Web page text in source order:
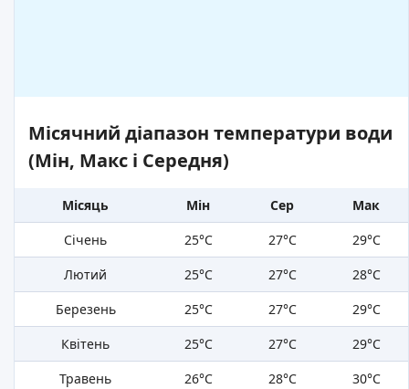
Місячний діапазон температури води
(Мін, Макс і Середня)
Місяць Мін Сер
Мак
Січень
25°C 27°C
29°C
Лютий
25°C 27°C
28°C
Березень
25°C 27°C
29°C
Квітень
25°C 27°C
29°C
Травень
26°C 28°C
30°C